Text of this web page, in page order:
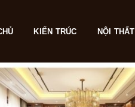
KIẾN TRÚC NỘI THẤT